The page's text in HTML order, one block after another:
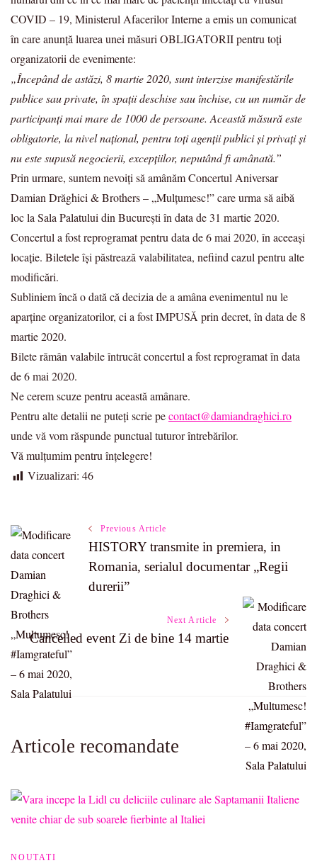
COVID – 19, Ministerul Afacerilor Interne a emis un comunicat
în care anunță luarea unei măsuri OBLIGATORII pentru toți
organizatorii de evenimente:
„Începând de astăzi, 8 martie 2020, sunt interzise manifestările
publice sau private, în spații deschise sau închise, cu un număr de
participanți mai mare de 1000 de persoane. Această măsură este
obligatorie, la nivel național, pentru toți agenții publici și privați și
nu este supusă negocierii, excepțiilor, neputând fi amânată.”
Prin urmare, suntem nevoiți să amânăm Concertul Aniversar
Damian Drăghici & Brothers – „Mulţumesc!” care urma să aibă
loc la Sala Palatului din București în data de 31 martie 2020.
Concertul a fost reprogramat pentru data de 6 mai 2020, în aceeași
locație. Biletele își păstrează valabilitatea, nefiind cazul pentru alte
modificări.
Subliniem încă o dată că decizia de a amâna evenimentul nu le
aparține organizatorilor, ci a fost IMPUSĂ prin decret, în data de 8
martie 2020.
Bilete rămân valabile întrucât concertul a fost reprogramat în data
de 6 mai 2020.
Ne cerem scuze pentru această amânare.
Pentru alte detalii ne puteți scrie pecontact@damiandraghici.ro
unde vă vom răspunde punctual tuturor întrebărilor.
Vă mulţumim pentru înţelegere!
Vizualizari: 46
Post
Navigation
Previous Article
HISTORY transmite in premiera, in
Romania, serialul documentar „Regii
durerii”
Next Article
Cancelled event Zi de bine 14 martie
Articole recomandate
NOUTATI